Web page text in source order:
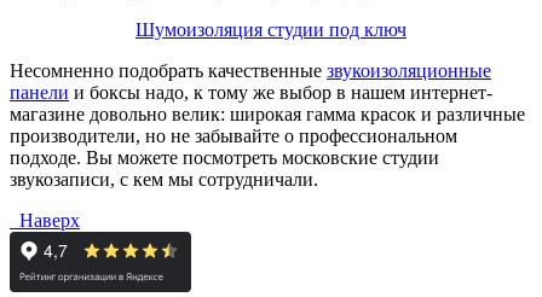
Шумоизоляция студии под ключ
Несомненно подобрать качественные звукоизоляционные
панели и боксы надо, к тому же выбор в нашем интернет-
магазине довольно велик: широкая гамма красок и различные
производители, но не забывайте о профессиональном
подходе. Вы можете посмотреть московские студии
звукозаписи, с кем мы сотрудничали.
Наверх